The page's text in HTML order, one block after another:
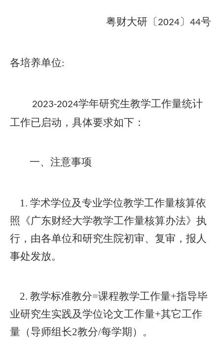
粤财大研〔2024〕 44号
各培养单位:
2023-2024学年研究生教学工作量统计
工作已启动，具体要求如下：
一、 注意事项
1. 学术学位及专业学位教学工作量核算依
照《广东财经大学教学工作量核算办法》执
行，由各单位和研究生院初审、复审，报人
事处发放。
2. 教学标准教分=课程教学工作量+指导毕
业研究生实践及学位论文工作量+其它工作
量（导师组长2教分/每学期）。